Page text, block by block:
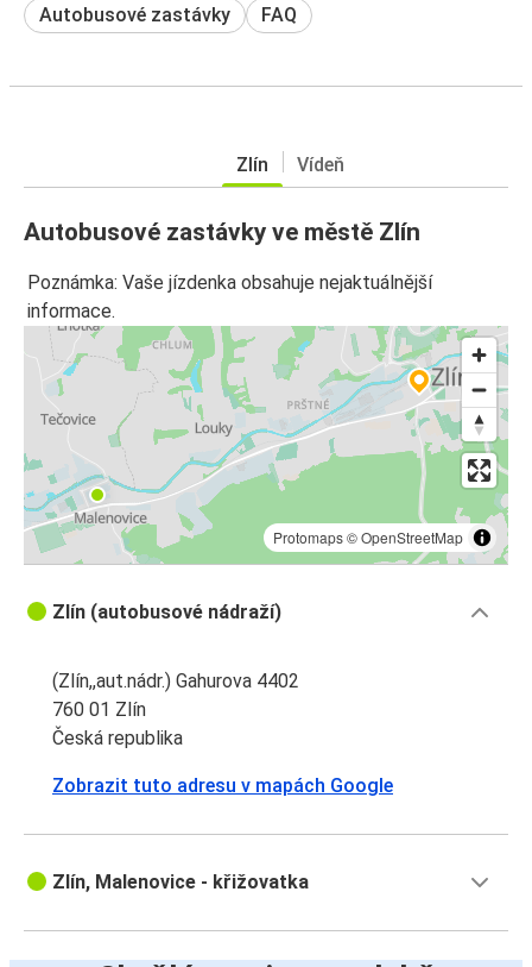
Autobusové zastávky FAQ
Zlín Vídeň
Autobusové zastávky ve městě Zlín
Poznámka: Vaše jízdenka obsahuje nejaktuálnější
informace.
Protomaps©OpenStreetMap
Zlín (autobusové nádraží)
(Zlín,,aut.nádr.) Gahurova 4402
760 01 Zlín
Česká republika
Zobrazit tuto adresu v mapách Google
Zlín, Malenovice - křižovatka